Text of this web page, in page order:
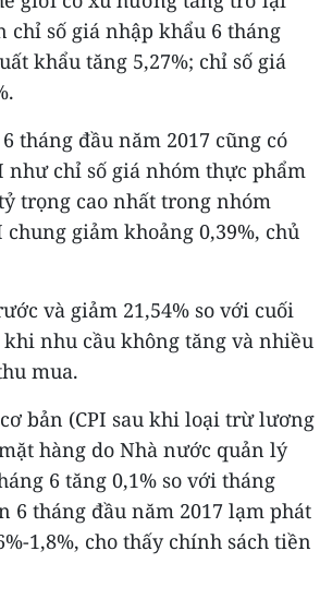
số giá nhập khẩu 6 tháng
khẩu tăng 5,27%; chỉ số giá
tháng đầu năm 2017 cũng có
như chỉ số giá nhóm thực phẩm
trọng cao nhất trong nhóm
giảm khoảng 0,39%, chủ
và giảm 21,54% so với cuối
nhu cầu không tăng và nhiều
mua.
bản (CPI sau khi loại trừ lương
hàng do Nhà nước quản lý
6 tăng 0,1% so với tháng
6 tháng đầu năm 2017 lạm phát
1,8%, cho thấy chính sách tiền